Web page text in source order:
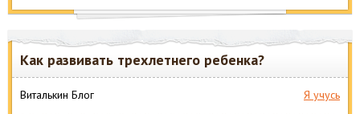
Как развивать трехлетнего ребенка?
Виталькин Блог Я учусь